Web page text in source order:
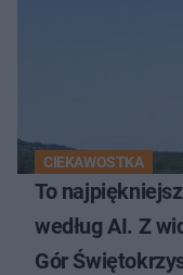
CIEKAWOSTKA
To
według AI. Z
Gór